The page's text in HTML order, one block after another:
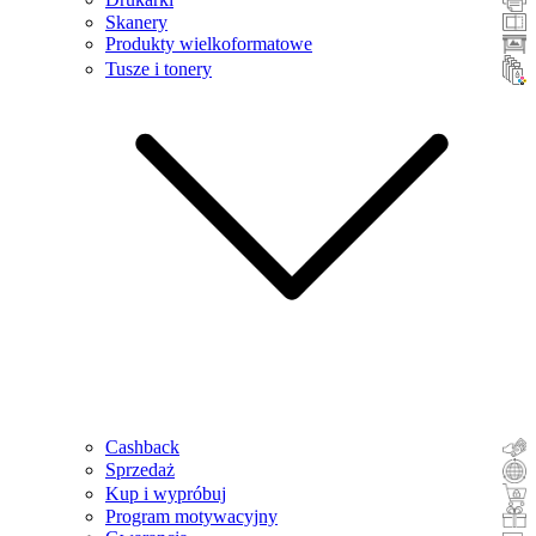
Skanery
Produkty wielkoformatowe
Tusze i tonery
Cashback
Sprzedaż
Kup i wypróbuj
Program motywacyjny